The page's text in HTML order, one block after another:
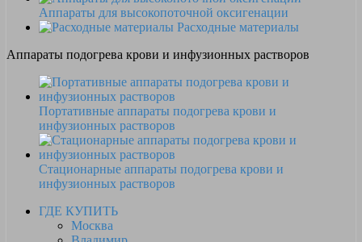
Аппараты для высокопоточной оксигенации
Расходные материалы
Аппараты подогрева крови и инфузионных растворов
Портативные аппараты подогрева крови и
инфузионных растворов
Стационарные аппараты подогрева крови и
инфузионных растворов
ГДЕ КУПИТЬ
Москва